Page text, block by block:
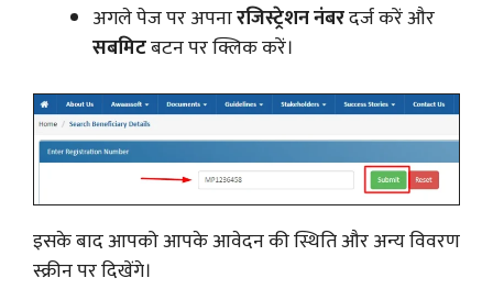
अगले पेज पर अपनारजिस्ट्रेशन नंबरदर्ज करें और
सबमिटबटन पर क्लिक करें।
इसके बाद आपको आपके आवेदन की स्थिति और अन्य विवरण
स्क्रीन पर दिखेंगे।